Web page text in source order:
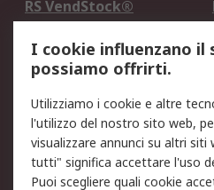
RS VendStock®
Legale
Informativa Cookie
Email Security
Condizioni di vendita
I cookie influenzano il
possiamo offrirti.
Utilizziamo i cookie e altre
l'utilizzo del nostro sito web,
visualizzare annunci su altri siti
tutti" significa accettare l'uso
Puoi scegliere quali cookie